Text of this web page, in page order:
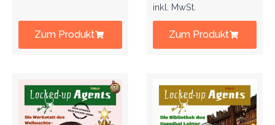
Zum Produkt
inkl. MwSt.
Zum Produkt